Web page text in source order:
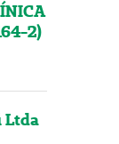
2)
Ltda